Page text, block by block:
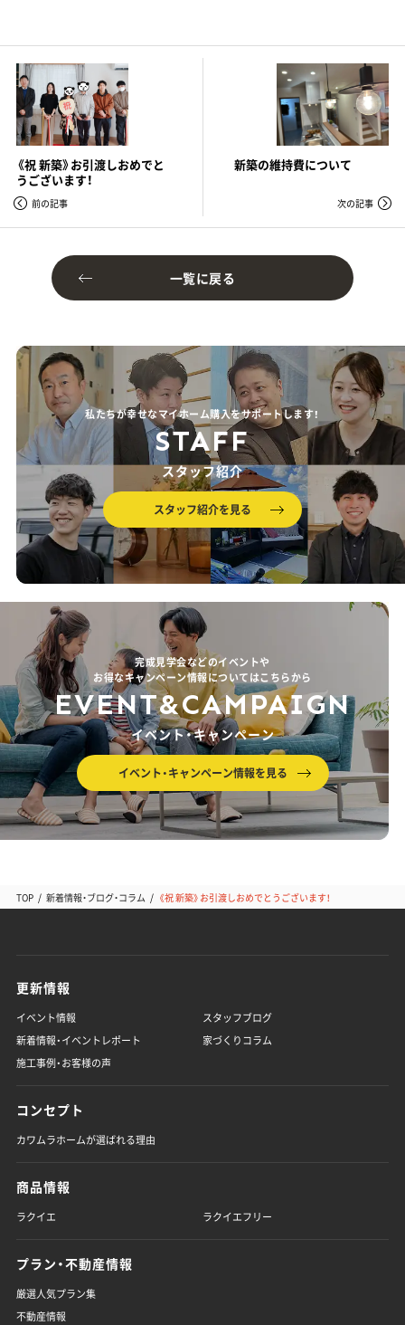
TOP 新着情報・ブログ・コラム 《祝 新築》お引渡しおめでとうございます！
《祝 新築》お引渡しおめでと
うございます！
前の記事
新築の維持費について
次の記事
一覧に戻る
私たちが幸せなマイホーム購入をサポートします！
STAFF
スタッフ紹介
スタッフ紹介を見る
完成見学会などのイベントや
お得なキャンペーン情報についてはこちらから
EVENT&CAMPAIGN
イベント・キャンペーン
イベント・キャンペーン情報を見る
更新情報
イベント情報
新着情報・イベントレポート
施工事例・お客様の声
スタッフブログ
家づくりコラム
コンセプト
カワムラホームが選ばれる理由
商品情報
ラクイエ ラクイエフリー
プラン・不動産情報
厳選人気プラン集
不動産情報